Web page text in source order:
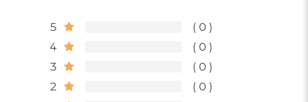
5
0
4
0
3
0
2
0